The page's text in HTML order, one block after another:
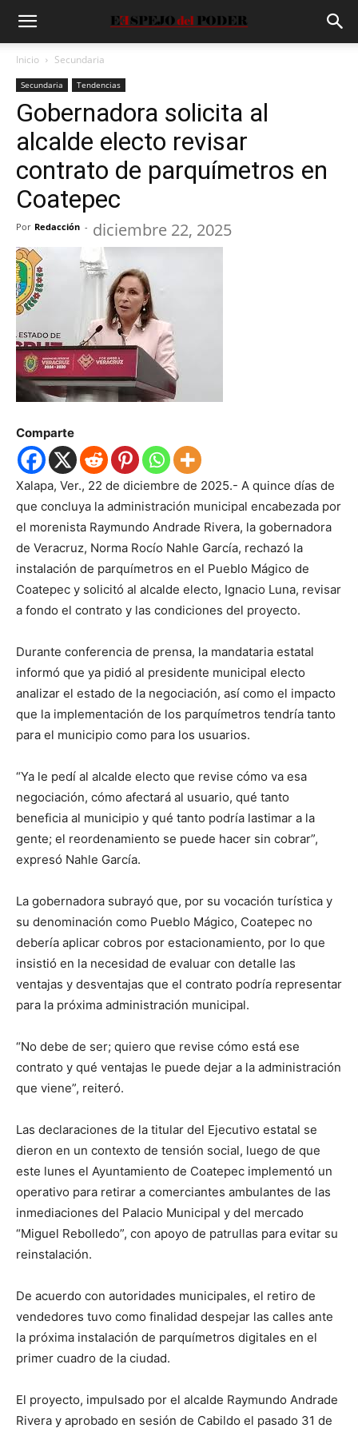
Inicio Secundaria
Secundaria Tendencias
Gobernadora solicita al
alcalde electo revisar
contrato de parquímetros en
Coatepec
Por Redacción - diciembre 22, 2025
Comparte
Xalapa, Ver., 22 de diciembre de 2025.- A quince días de
que concluya la administración municipal encabezada por
el morenista Raymundo Andrade Rivera, la gobernadora
de Veracruz, Norma Rocío Nahle García, rechazó la
instalación de parquímetros en el Pueblo Mágico de
Coatepec y solicitó al alcalde electo, Ignacio Luna, revisar
a fondo el contrato y las condiciones del proyecto.
Durante conferencia de prensa, la mandataria estatal
informó que ya pidió al presidente municipal electo
analizar el estado de la negociación, así como el impacto
que la implementación de los parquímetros tendría tanto
para el municipio como para los usuarios.
“Ya le pedí al alcalde electo que revise cómo va esa
negociación, cómo afectará al usuario, qué tanto
beneficia al municipio y qué tanto podría lastimar a la
gente; el reordenamiento se puede hacer sin cobrar”,
expresó Nahle García.
La gobernadora subrayó que, por su vocación turística y
su denominación como Pueblo Mágico, Coatepec no
debería aplicar cobros por estacionamiento, por lo que
insistió en la necesidad de evaluar con detalle las
ventajas y desventajas que el contrato podría representar
para la próxima administración municipal.
“No debe de ser; quiero que revise cómo está ese
contrato y qué ventajas le puede dejar a la administración
que viene”, reiteró.
Las declaraciones de la titular del Ejecutivo estatal se
dieron en un contexto de tensión social, luego de que
este lunes el Ayuntamiento de Coatepec implementó un
operativo para retirar a comerciantes ambulantes de las
inmediaciones del Palacio Municipal y del mercado
“Miguel Rebolledo”, con apoyo de patrullas para evitar su
reinstalación.
De acuerdo con autoridades municipales, el retiro de
vendedores tuvo como finalidad despejar las calles ante
la próxima instalación de parquímetros digitales en el
primer cuadro de la ciudad.
El proyecto, impulsado por el alcalde Raymundo Andrade
Rivera y aprobado en sesión de Cabildo el pasado 31 de